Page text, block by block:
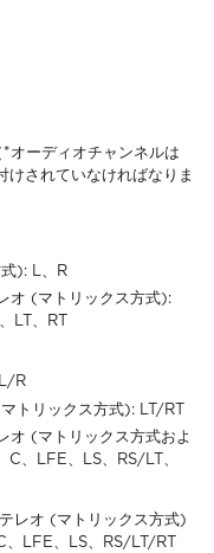
オーディオチャンネルは
けされていなければなりま
): L、R
オ (マトリックス方式):
LT、RT
R
トリックス方式): LT/RT
オ (マトリックス方式およ
C、LFE、LS、RS/LT、
レオ (マトリックス方式)
、LFE、LS、RS/LT/RT